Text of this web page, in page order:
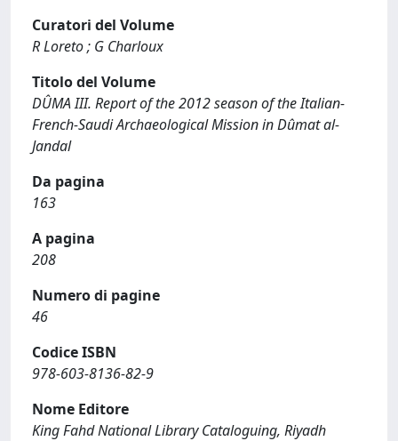
Curatori del Volume
R Loreto ; G Charloux
Titolo del Volume
DÛMA III. Report of the 2012 season of the Italian-
French-Saudi Archaeological Mission in Dûmat al-
Jandal
Da pagina
163
A pagina
208
Numero di pagine
46
Codice ISBN
978-603-8136-82-9
Nome Editore
King Fahd National Library Cataloguing, Riyadh